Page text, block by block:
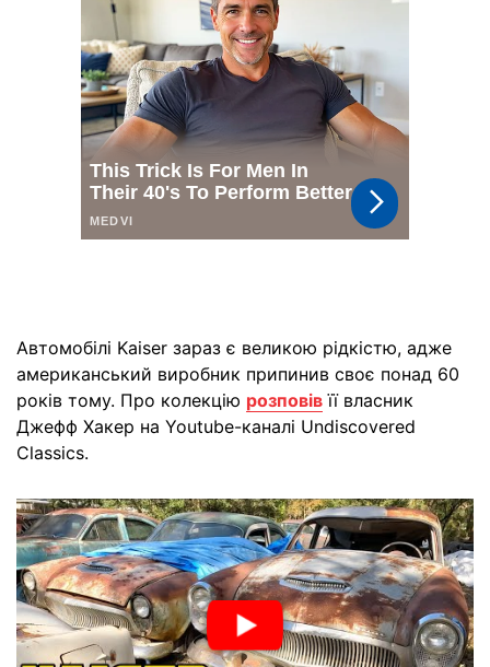
Автомобілі Kaiser зараз є великою рідкістю, адже
американський виробник припинив своє понад 60
років тому. Про колекцію розповів її власник
Джефф Хакер на Youtube-каналі Undiscovered
Classics.